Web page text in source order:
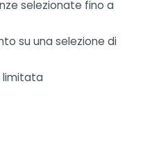
selezionate fino a
su una selezione di
limitata